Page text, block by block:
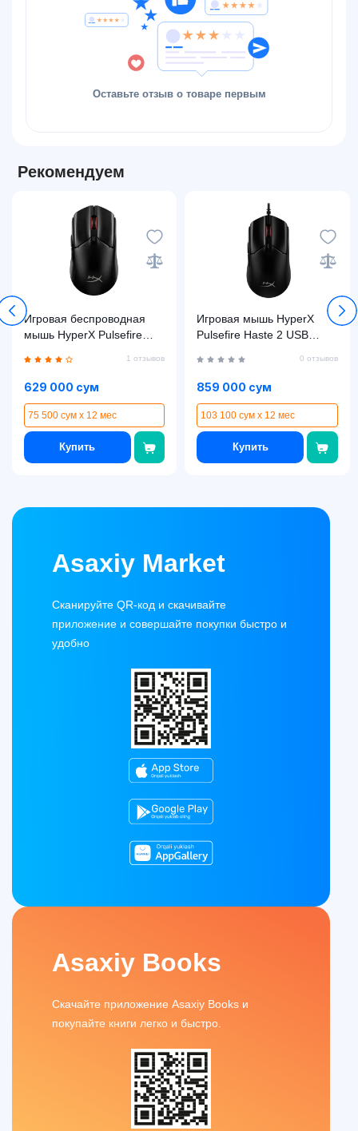
Оставьте отзыв о товаре первым
Рекомендуем
Игровая беспроводная
мышь HyperX Pulsefire
(8R2E6AA)
1 отзывов
629 000 сум
75 500 сум x 12 мес
Купить
Игровая мышь HyperX
Pulsefire Haste 2 USB
0 отзывов
859 000 сум
103 100 сум x 12 мес
Купить
Asaxiy Market
Сканируйте QR-код и скачивайте
приложение и совершайте покупки быстро и
удобно
Asaxiy Books
Скачайте приложение Asaxiy Books и
покупайте книги легко и быстро.